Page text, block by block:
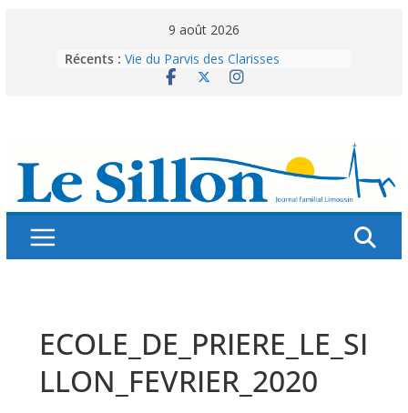
9 août 2026
Récents : Vie du Parvis des Clarisses
La brochure « Des vacances
Splendeurs murales de nos églises
Abonnez-vous ! Réabonnez-vous !
ECOLE_DE_PRIERE_LE_SI
LLON_FEVRIER_2020